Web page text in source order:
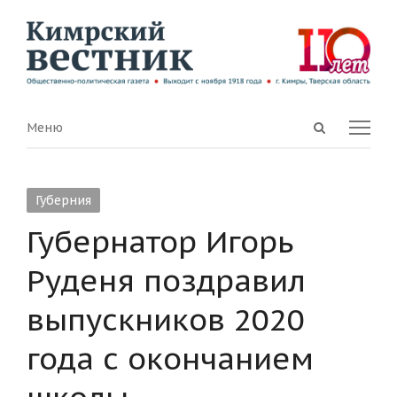
Open
Menu
Меню
Губерния
Губернатор Игорь
Руденя поздравил
выпускников 2020
года с окончанием